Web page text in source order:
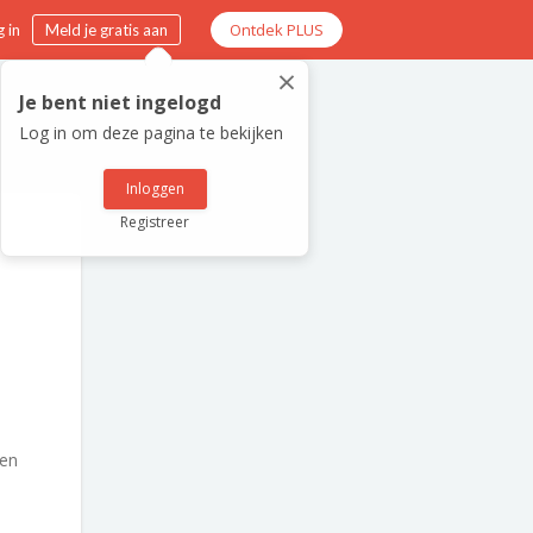
in Meld je gratis aan Ontdek PLUS
×
Je bent niet ingelogd
Log in om deze pagina te bekijken
Inloggen
Registreer